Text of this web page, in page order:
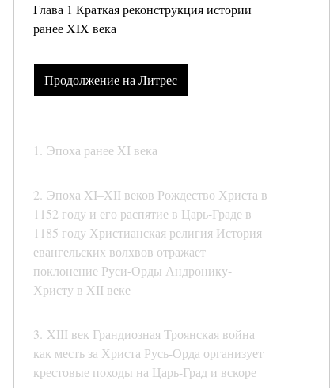
Глава 1 Краткая реконструкция истории
ранее XIX века
Продолжение на Литрес
1. Эпоха ранее XI века
2. Эпоха XI–XII веков Рождество Христа в
1152 году и его распятие в Царь-Граде в
1185 году Христианская религия История
евангельских волхвов отражает
поклонение Руси-Орды Андронику-
Христу в XII веке
3. XIII век Грандиозная Троянская война
как месть за Христа Русь-Орда организует
крестовые походы на Царь-Град и вскоре